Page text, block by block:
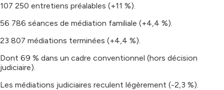
107 250 entretiens préalables (+11 %).
56 786 séances de médiation familiale (+4,4 %).
23 807 médiations terminées (+4,4 %).
Dont 69 % dans un cadre conventionnel (hors décision
judiciaire).
Les médiations judiciaires reculent légèrement (-2,3 %).